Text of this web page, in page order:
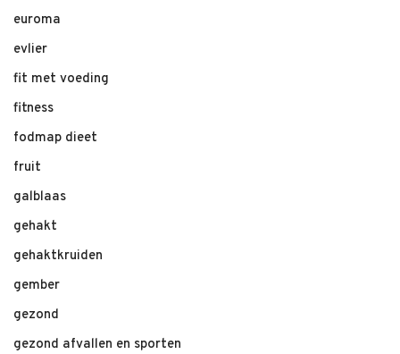
euroma
evlier
fit met voeding
fitness
fodmap dieet
fruit
galblaas
gehakt
gehaktkruiden
gember
gezond
gezond afvallen en sporten